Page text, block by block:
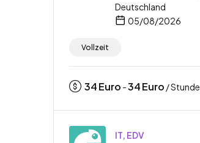
Deutschland
05/08/2026
Vollzeit
34Euro -34Euro / Stunde
IT, EDV